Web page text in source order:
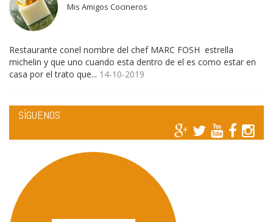
Mis Amigos Cocineros
Restaurante conel nombre del chef MARC FOSH estrella
michelin y que uno cuando esta dentro de el es como estar en
casa por el trato que... 14-10-2019
SÍGUENOS